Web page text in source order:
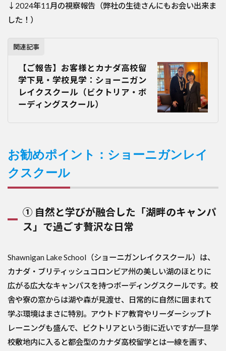
↓2024年11月の視察報告（弊社の生徒さんにもお会い出来ま
した！）
関連記事
【ご報告】お客様とカナダ高校留
学下見・学校見学：ショーニガン
レイクスクール（ビクトリア・ボ
ーディングスクール）
お勧めポイント：ショーニガンレイ
クスクール
① 自然と学びが融合した「湖畔のキャンパ
ス」で過ごす贅沢な日常
Shawnigan Lake School（ショーニガンレイクスクール）は、
カナダ・ブリティッシュコロンビア州の美しい湖のほとりに
広がる広大なキャンパスを持つボーディングスクールです。校
舎や寮の窓からは湖や森が見渡せ、日常的に自然に囲まれて
学ぶ環境はまさに特別。アウトドア教育やリーダーシップト
レーニングも盛んで、ビクトリアという街に近いですが一旦学
校敷地内に入ると都会型のカナダ高校留学とは一線を画す、